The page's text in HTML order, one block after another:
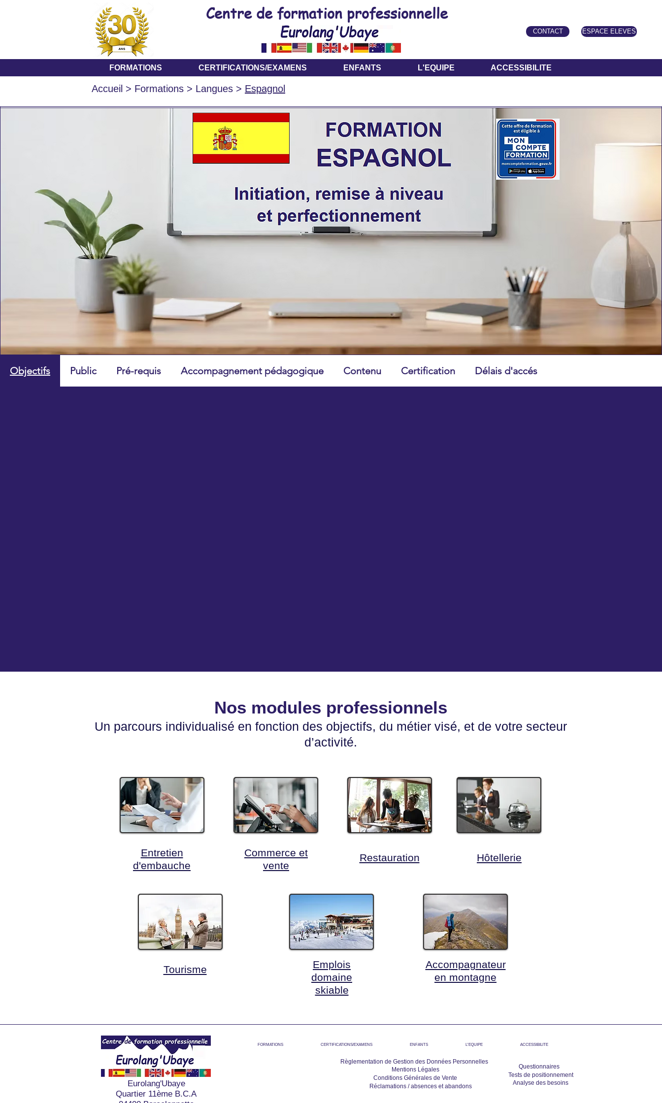
Centre de formation professionnelle
CONTACT ESPACE ELEVES
FORMATIONS CERTIFICATIONS/EXAMENS ENFANTS L'EQUIPE ACCESSIBILITE
Accueil > Formations > Langues > Espagnol
Objectifs Public Pré-requis Accompagnement pédagogique Contenu Certification Délais d'accés
Nos modules professionnels
Un parcours individualisé en fonction des objectifs, du métier visé, et de votre secteur
d’activité.
Entretien
d'embauche
Tourisme
Commerce et
vente
Restauration Hôtellerie
Emplois
domaine
skiable
Accompagnateur
en montagne
Eurolang'Ubaye
Quartier 11ème B.C.A
FORMATIONS CERTIFICATIONS/EXAMENS ENFANTS L'EQUIPE ACCESSIBILITE
Questionnaires
Tests de positionnement
Analyse des besoins
Règlementation de Gestion des Données Personnelles
Mentions Légales
Conditions Générales de Vente
Réclamations / absences et abandons